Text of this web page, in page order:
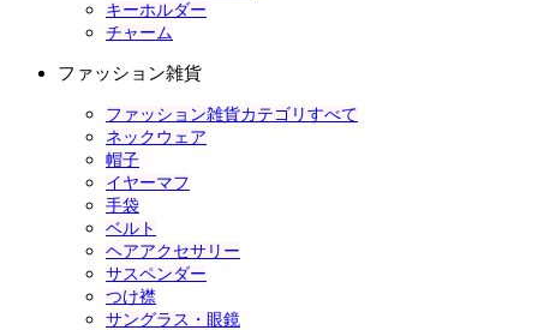
キーホルダー
チャーム
ファッション雑貨
ファッション雑貨カテゴリすべて
ネックウェア
帽子
イヤーマフ
手袋
ベルト
ヘアアクセサリー
サスペンダー
つけ襟
サングラス・眼鏡